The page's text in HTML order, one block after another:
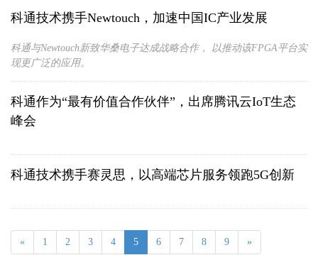
科通技术携手Newtouch，加速中国IC产业发展
科通与Newtouch新致华桑电子达成战略合作， 以推动该FPGA平台实
现更广泛的应用。
科通作为“最有价值合作伙伴”，出席腾讯云IoT生态
峰会
科通技术携手赛灵思，以高端芯片服务领跑5G创新
« 1 2 3 4 5 6 7 8 9 »